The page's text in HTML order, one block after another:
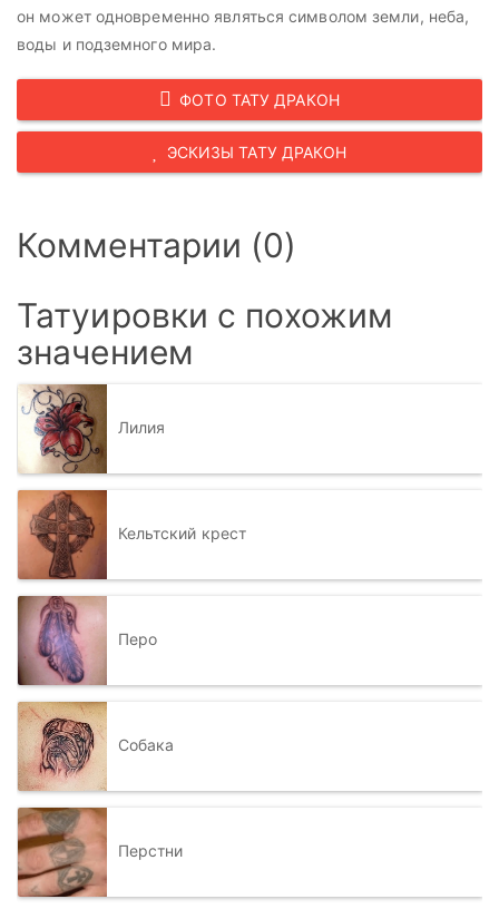
он может одновременно являться символом земли, неба,
воды и подземного мира.
ФОТО ТАТУ ДРАКОН
ЭСКИЗЫ ТАТУ ДРАКОН
Комментарии (0)
Татуировки с похожим
значением
Лилия
Кельтский крест
Перо
Собака
Перстни